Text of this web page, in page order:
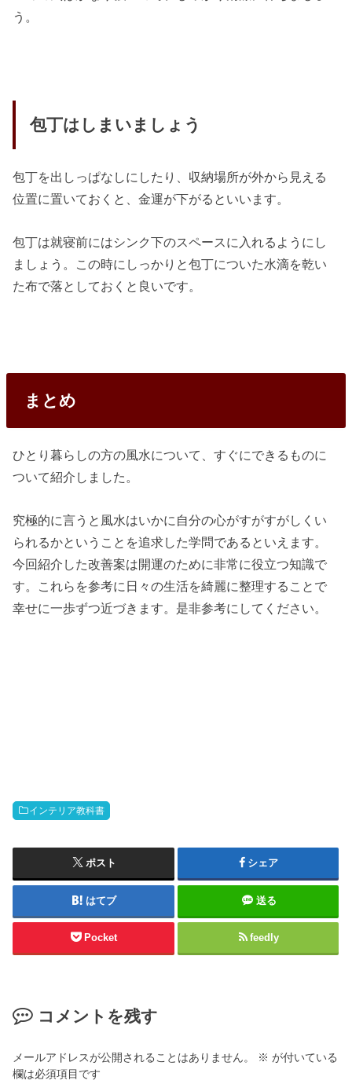
う。
包丁はしまいましょう
包丁を出しっぱなしにしたり、収納場所が外から見える
位置に置いておくと、金運が下がるといいます。
包丁は就寝前にはシンク下のスペースに入れるようにし
ましょう。この時にしっかりと包丁についた水滴を乾い
た布で落としておくと良いです。
まとめ
ひとり暮らしの方の風水について、すぐにできるものに
ついて紹介しました。
究極的に言うと風水はいかに自分の心がすがすがしくい
られるかということを追求した学問であるといえます。
今回紹介した改善案は開運のために非常に役立つ知識で
す。これらを参考に日々の生活を綺麗に整理することで
幸せに一歩ずつ近づきます。是非参考にしてください。
インテリア教科書
ポスト シェア
はてブ 送る
Pocket feedly
コメントを残す
メールアドレスが公開されることはありません。 ※ が付いている
欄は必須項目です